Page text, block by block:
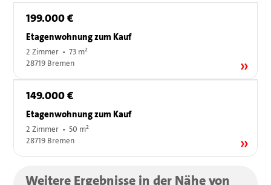
199.000 €
Etagenwohnung zum Kauf
2 Zimmer • 73 m²
28719 Bremen
149.000 €
Etagenwohnung zum Kauf
2 Zimmer • 50 m²
28719 Bremen
Weitere Ergebnisse in der Nähe von